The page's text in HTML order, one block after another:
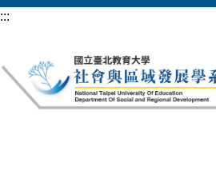
跳
要
內
:::